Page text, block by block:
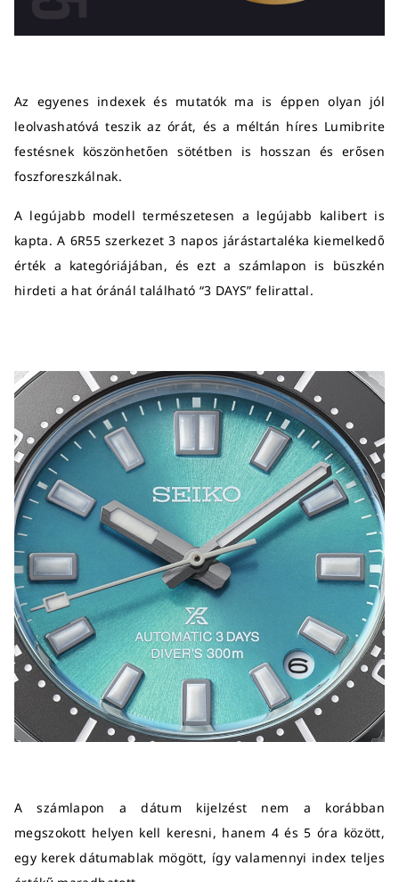
Az egyenes indexek és mutatók ma is éppen olyan jól
leolvashatóvá teszik az órát, és a méltán híres Lumibrite
festésnek köszönhetően sötétben is hosszan és erősen
foszforeszkálnak.
A legújabb modell természetesen a legújabb kalibert is
kapta. A 6R55 szerkezet 3 napos járástartaléka kiemelkedő
érték a kategóriájában, és ezt a számlapon is büszkén
hirdeti a hat óránál található “3 DAYS” felirattal.
A számlapon a dátum kijelzést nem a korábban
megszokott helyen kell keresni, hanem 4 és 5 óra között,
egy kerek dátumablak mögött, így valamennyi index teljes